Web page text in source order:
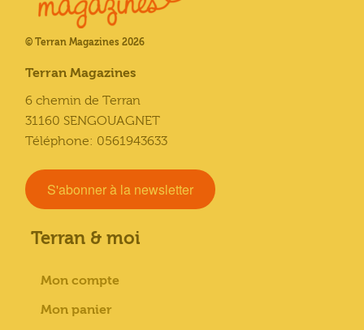
© Terran Magazines 2026
Terran Magazines
6 chemin de Terran
31160 SENGOUAGNET
Téléphone: 0561943633
S'abonner à la newsletter
Terran & moi
Mon compte
Mon panier